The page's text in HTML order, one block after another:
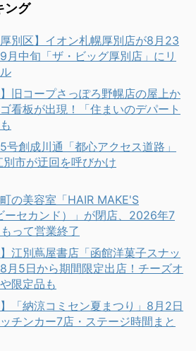
ング
厚別区】イオン札幌厚別店が8月23
月中旬「ザ・ビッグ厚別店」にリ
】旧コープさっぽろ野幌店の屋上か
看板が出現！「住まいのデパート
号創成川通「都心アクセス道路」
市が迂回を呼びかけ
の美容室「HAIR MAKE'S
ーセカンド）」が閉店、2026年7
って営業終了
】江別蔦屋書店「函館洋菓子スナッ
月5日から期間限定出店！チーズオ
限定品も
】「納涼コミセン夏まつり」8月2日
チンカー7店・ステージ時間まと